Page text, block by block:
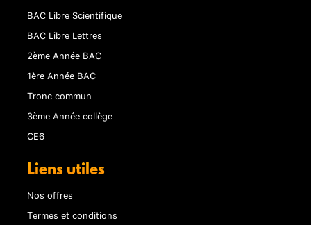
BAC Libre Scientifique
BAC Libre Lettres
2ème Année BAC
1ère Année BAC
Tronc commun
3ème Année collège
CE6
Liens utiles
Nos offres
Termes et conditions